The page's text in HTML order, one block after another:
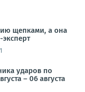
щепками, а она
ударов по
– 06 августа